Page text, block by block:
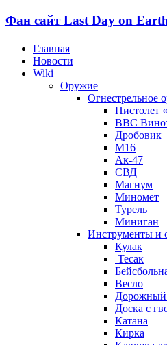
Фан сайт Last Day on
Главная
Новости
Wiki
Оружие
Огнестрельное
Пистолет
ВВС
Дробовик
М16
Ак-47
СВД
Магнум
Миномет
Турель
Миниган
Инструменты и
Кулак
Тесак
Весло
Дорожный
Доска с
Катана
Кирка